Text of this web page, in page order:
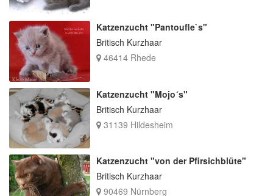
Katzenzucht "Pantoufle`s"
Britisch Kurzhaar
46414 Rhede
Katzenzucht "Mojo´s"
Britisch Kurzhaar
31139 Hildesheim
Katzenzucht "von der Pfirsichblüte"
Britisch Kurzhaar
90469 Nürnberg